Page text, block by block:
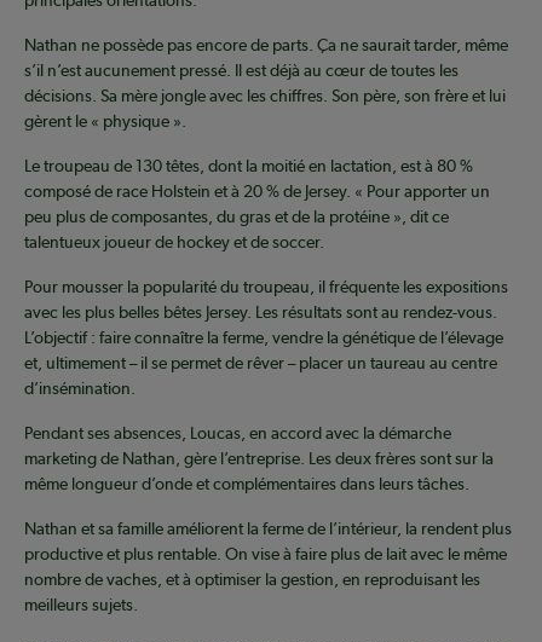
Nathan ne possède pas encore de parts. Ça ne saurait tarder, même
s’il n’est aucunement pressé. Il est déjà au cœur de toutes les
décisions. Sa mère jongle avec les chiffres. Son père, son frère et lui
gèrent le « physique ».
Le troupeau de 130 têtes, dont la moitié en lactation, est à 80 %
composé de race Holstein et à 20 % de Jersey. « Pour apporter un
peu plus de composantes, du gras et de la protéine », dit ce
talentueux joueur de hockey et de soccer.
Pour mousser la popularité du troupeau, il fréquente les expositions
avec les plus belles bêtes Jersey. Les résultats sont au rendez-vous.
L’objectif : faire connaître la ferme, vendre la génétique de l’élevage
et, ultimement – il se permet de rêver – placer un taureau au centre
d’insémination.
Pendant ses absences, Loucas, en accord avec la démarche
marketing de Nathan, gère l’entreprise. Les deux frères sont sur la
même longueur d’onde et complémentaires dans leurs tâches.
Nathan et sa famille améliorent la ferme de l’intérieur, la rendent plus
productive et plus rentable. On vise à faire plus de lait avec le même
nombre de vaches, et à optimiser la gestion, en reproduisant les
meilleurs sujets.